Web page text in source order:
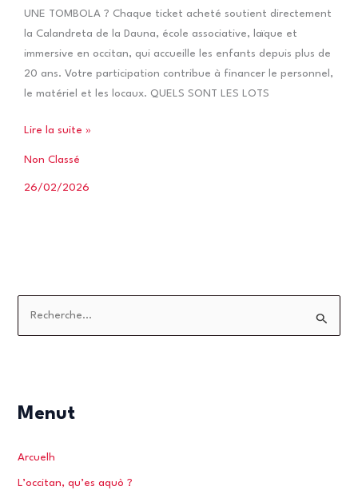
UNE TOMBOLA ? Chaque ticket acheté soutient directement
la Calandreta de la Dauna, école associative, laïque et
immersive en occitan, qui accueille les enfants depuis plus de
20 ans. Votre participation contribue à financer le personnel,
le matériel et les locaux. QUELS SONT LES LOTS
Tombola
Lire la suite »
Non Classé
26/02/2026
rMenut
Arcuelh
L’occitan, qu’es aquò ?